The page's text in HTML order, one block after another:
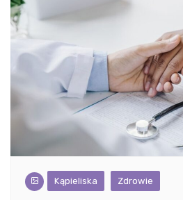
Kąpieliska Zdrowie